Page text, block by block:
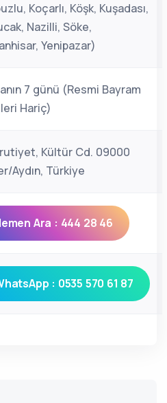
Koçarlı, Köşk, Kuşadası,
Nazilli, Söke,
Yenipazar)
7 günü (Resmi Bayram
Hariç)
Kültür Cd. 09000
Aydın, Türkiye
Ara : 444 28 46
: 0535 570 61 87